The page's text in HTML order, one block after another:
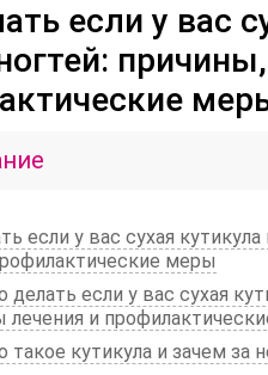
если у вас
если у вас сухая
меры
делать если у вас сухая
лечения и
такое кутикула и зачем за